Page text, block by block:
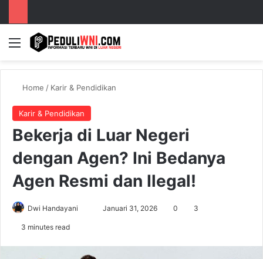
Menu
Home / Karir & Pendidikan
Karir & Pendidikan
Bekerja di Luar Negeri
dengan Agen? Ini Bedanya
Agen Resmi dan Ilegal!
Dwi Handayani Januari 31, 2026 0 3
3 minutes read